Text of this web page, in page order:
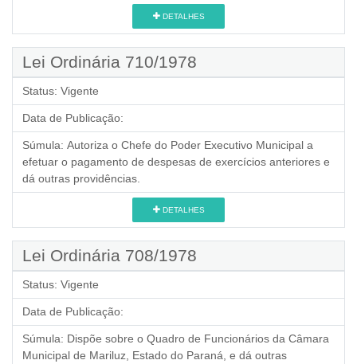
DETALHES
Lei Ordinária 710/1978
Status: Vigente
Data de Publicação:
Súmula: Autoriza o Chefe do Poder Executivo Municipal a
efetuar o pagamento de despesas de exercícios anteriores e
dá outras providências.
DETALHES
Lei Ordinária 708/1978
Status: Vigente
Data de Publicação:
Súmula: Dispõe sobre o Quadro de Funcionários da Câmara
Municipal de Mariluz, Estado do Paraná, e dá outras